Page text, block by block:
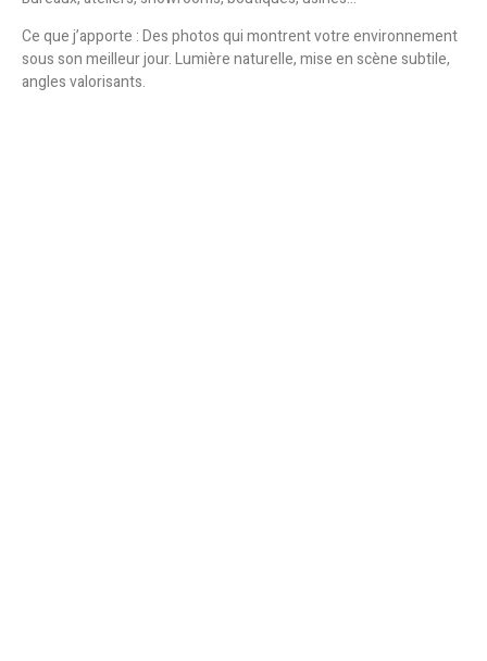
Ce que j’apporte :Des photos qui montrent votre environnement
sous son meilleur jour. Lumière naturelle, mise en scène subtile,
angles valorisants.